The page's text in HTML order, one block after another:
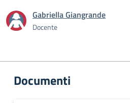
Gabriella Giangrande
Docente
Documenti